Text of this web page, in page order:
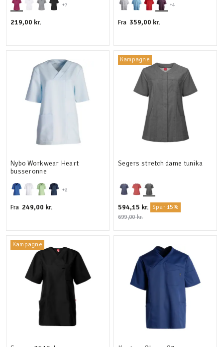
+7
219,00 kr.
+4
Fra 359,00 kr.
+2
Nybo Workwear Heart
busseronne
Fra 249,00 kr.
Kampagne
Segers stretch dame tunika
594,15 kr. Spar 15%
699,00 kr.
Kampagne